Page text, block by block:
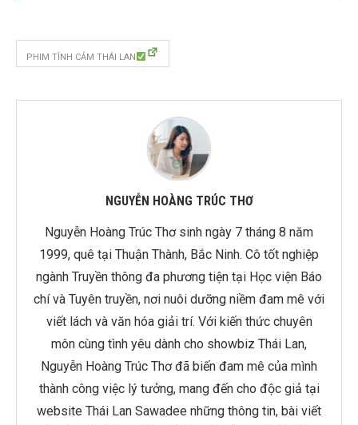
PHIM TÌNH CẢM THÁI LAN
NGUYỄN HOÀNG TRÚC THƠ
Nguyễn Hoàng Trúc Thơ sinh ngày 7 tháng 8 năm
1999, quê tại Thuận Thành, Bắc Ninh. Cô tốt nghiệp
ngành Truyền thông đa phương tiện tại Học viện Báo
chí và Tuyên truyền, nơi nuôi dưỡng niềm đam mê với
viết lách và văn hóa giải trí. Với kiến thức chuyên
môn cùng tình yêu dành cho showbiz Thái Lan,
Nguyễn Hoàng Trúc Thơ đã biến đam mê của mình
thành công việc lý tưởng, mang đến cho độc giả tại
website Thái Lan Sawadee những thông tin, bài viết